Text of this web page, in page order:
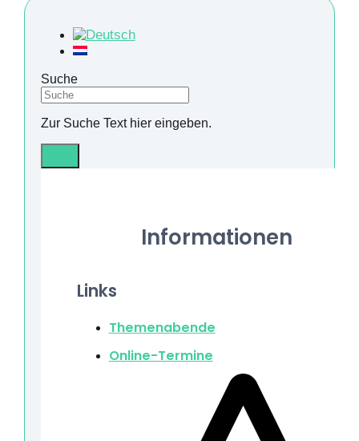
Suche
Zur Suche Text hier eingeben.
Informationen
Links
Themenabende
Online-Termine